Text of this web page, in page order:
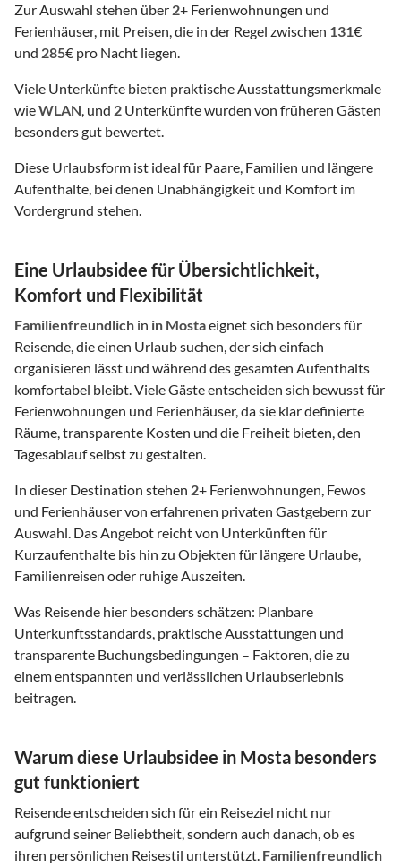
Zur Auswahl stehen über 2+ Ferienwohnungen und
Ferienhäuser, mit Preisen, die in der Regel zwischen 131€
und 285€ pro Nacht liegen.
Viele Unterkünfte bieten praktische Ausstattungsmerkmale
wieWLAN, und 2 Unterkünfte wurden von früheren Gästen
besonders gut bewertet.
Diese Urlaubsform ist ideal für Paare, Familien und längere
Aufenthalte, bei denen Unabhängigkeit und Komfort im
Vordergrund stehen.
Eine Urlaubsidee für Übersichtlichkeit,
Komfort und Flexibilität
Familienfreundlich in in Mostaeignet sich besonders für
Reisende, die einen Urlaub suchen, der sich einfach
organisieren lässt und während des gesamten Aufenthalts
komfortabel bleibt. Viele Gäste entscheiden sich bewusst für
Ferienwohnungen und Ferienhäuser, da sie klar definierte
Räume, transparente Kosten und die Freiheit bieten, den
Tagesablauf selbst zu gestalten.
In dieser Destination stehen 2+ Ferienwohnungen, Fewos
und Ferienhäuser von erfahrenen privaten Gastgebern zur
Auswahl. Das Angebot reicht von Unterkünften für
Kurzaufenthalte bis hin zu Objekten für längere Urlaube,
Familienreisen oder ruhige Auszeiten.
Was Reisende hier besonders schätzen: Planbare
Unterkunftsstandards, praktische Ausstattungen und
transparente Buchungsbedingungen – Faktoren, die zu
einem entspannten und verlässlichen Urlaubserlebnis
beitragen.
Warum diese Urlaubsidee in Mosta besonders
gut funktioniert
Reisende entscheiden sich für ein Reiseziel nicht nur
aufgrund seiner Beliebtheit, sondern auch danach, ob es
ihren persönlichen Reisestil unterstützt. Familienfreundlich